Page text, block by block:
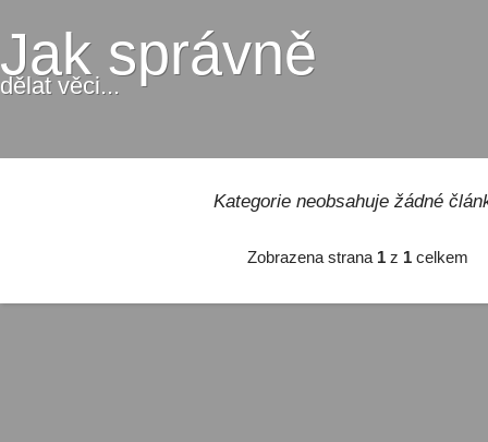
Jak správně
dělat věci...
Kategorie neobsahuje žádné
Zobrazena strana 1z 1celkem